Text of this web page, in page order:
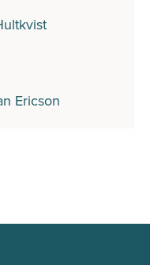
Ericson